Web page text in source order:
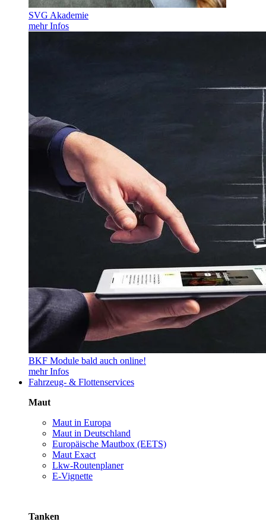
SVG Akademie
mehr Infos
BKF Module bald auch online!
mehr Infos
Fahrzeug- & Flottenservices
Maut
Maut in Europa
Maut in Deutschland
Europäische Mautbox (EETS)
Maut Exact
Lkw-Routenplaner
E-Vignette
Tanken